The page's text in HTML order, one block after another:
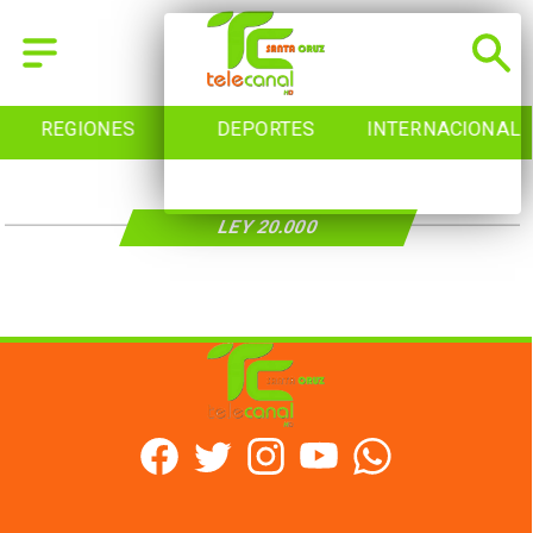
REGIONES DEPORTES INTERNACIONAL
LEY 20.000